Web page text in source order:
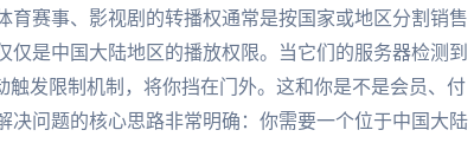
赛事、影视剧的转播权通常是按国家或地区分割销售
是中国大陆地区的播放权限。当它们的服务器检测到
发限制机制，将你挡在门外。这和你是不是会员、付
问题的核心思路非常明确：你需要一个位于中国大陆